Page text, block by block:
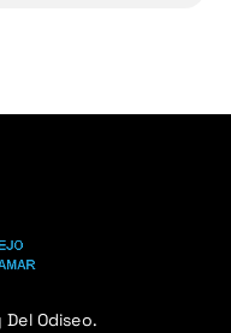
Odiseo.